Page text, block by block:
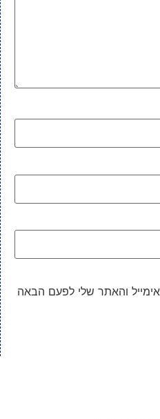
והאתר שלי לפעם הבאה